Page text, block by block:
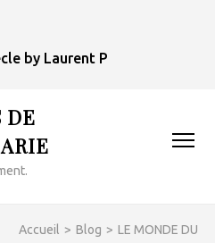
by Laurent Perrier
DE
Accueil > Blog > LE MONDE DU